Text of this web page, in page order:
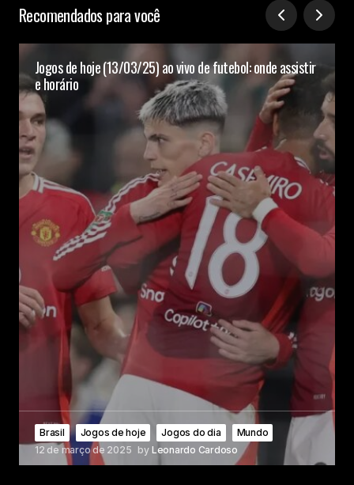
Recomendados para você
Jogos de hoje (13/03/25) ao vivo de futebol: onde assistir
e horário
Brasil Jogos de hoje Jogos do dia
Mundo
12 de março de 2025 by Leonardo Cardoso